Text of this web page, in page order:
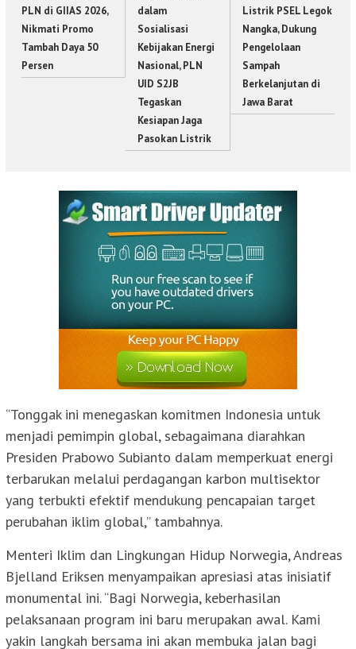
PLN di GIIAS 2026,
Nikmati Promo
Tambah Daya 50
Persen
dalam
Sosialisasi
Kebijakan Energi
Nasional, PLN
UID S2JB
Tegaskan
Kesiapan Jaga
Pasokan Listrik
Listrik PSEL Legok
Nangka, Dukung
Pengelolaan
Sampah
Berkelanjutan di
Jawa Barat
“Tonggak ini menegaskan komitmen Indonesia untuk
menjadi pemimpin global, sebagaimana diarahkan
Presiden Prabowo Subianto dalam memperkuat energi
terbarukan melalui perdagangan karbon multisektor
yang terbukti efektif mendukung pencapaian target
perubahan iklim global,” tambahnya.
Menteri Iklim dan Lingkungan Hidup Norwegia, Andreas
Bjelland Eriksen menyampaikan apresiasi atas inisiatif
monumental ini. “Bagi Norwegia, keberhasilan
pelaksanaan program ini baru merupakan awal. Kami
yakin langkah bersama ini akan membuka jalan bagi